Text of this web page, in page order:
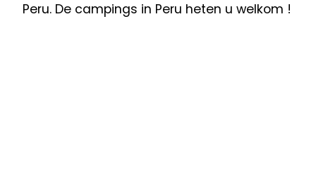
Peru. De campings in Peru heten u welkom !